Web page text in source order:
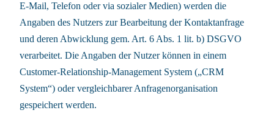
E-Mail, Telefon oder via sozialer Medien) werden die
Angaben des Nutzers zur Bearbeitung der Kontaktanfrage
und deren Abwicklung gem. Art. 6 Abs. 1 lit. b) DSGVO
verarbeitet. Die Angaben der Nutzer können in einem
Customer-Relationship-Management System („CRM
System“) oder vergleichbarer Anfragenorganisation
gespeichert werden.